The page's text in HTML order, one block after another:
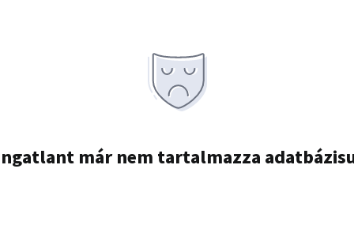
már nem tartalmazza